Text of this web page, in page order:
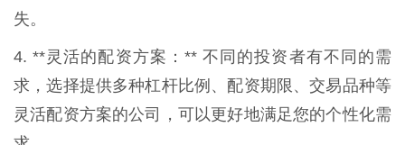
失。
4. **灵活的配资方案：** 不同的投资者有不同的需
求，选择提供多种杠杆比例、配资期限、交易品种等
灵活配资方案的公司，可以更好地满足您的个性化需